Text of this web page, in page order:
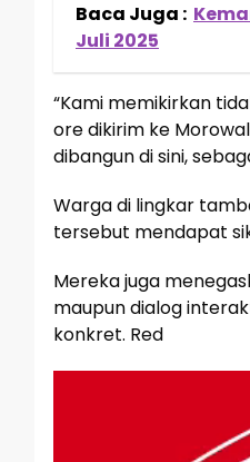
Baca Juga :
Juli 2025
“Kami memikirkan
ore dikirim ke
dibangun di sini,
Warga di lingkar
tersebut mendapat
Mereka juga
maupun dialog
konkret. Red